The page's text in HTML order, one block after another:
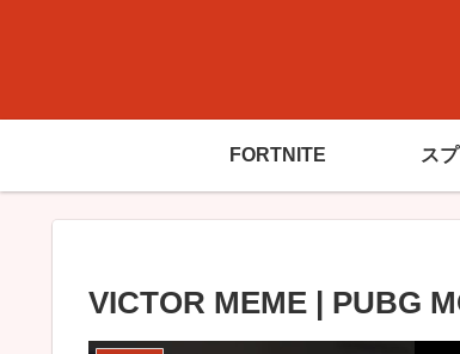
FORTNITE ス
VICTOR MEME | PUBG